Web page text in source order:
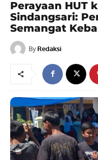
Perayaan HUT
Sindangsari:
Semangat
By Redaksi